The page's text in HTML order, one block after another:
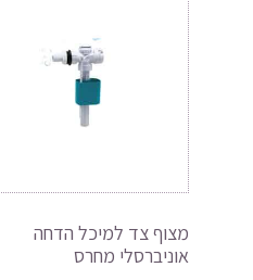
מצוף צד למיכל הדחה
אוניברסלי מחרס